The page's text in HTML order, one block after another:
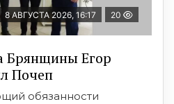
8 АВГУСТА 2026, 16:17 20
Брянщины Егор
Почеп
обязанности